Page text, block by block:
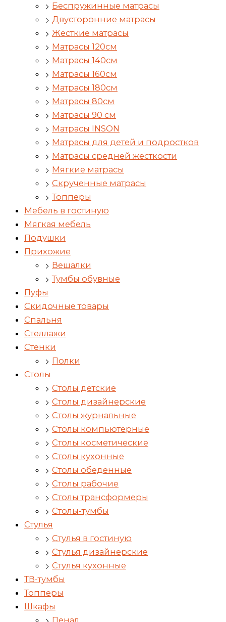
Беспружинные матрасы
Двусторонние матрасы
Жесткие матрасы
Матрасы 120см
Матрасы 140см
Матрасы 160см
Матрасы 180см
Матрасы 80см
Матрасы 90 см
Матрасы INSON
Матрасы для детей и подростков
Матрасы средней жесткости
Мягкие матрасы
Скрученные матрасы
Топперы
Мебель в гостиную
Мягкая мебель
Подушки
Прихожие
Вешалки
Тумбы обувные
Пуфы
Скидочные товары
Спальня
Стеллажи
Стенки
Полки
Столы
Столы детские
Столы дизайнерские
Столы журнальные
Столы компьютерные
Столы косметические
Столы кухонные
Столы обеденные
Столы рабочие
Столы трансформеры
Столы-тумбы
Стулья
Стулья в гостиную
Стулья дизайнерские
Стулья кухонные
ТВ-тумбы
Топперы
Шкафы